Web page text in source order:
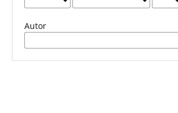
Autor